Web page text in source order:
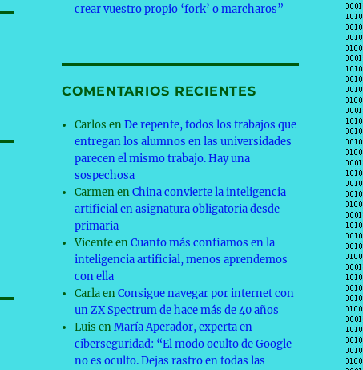
crear vuestro propio ‘fork’ o marcharos”
COMENTARIOS RECIENTES
Carlos enDe repente, todos los trabajos que
entregan los alumnos en las universidades
parecen el mismo trabajo. Hay una
sospechosa
CarmenenChina convierte la inteligencia
artificial en asignatura obligatoria desde
primaria
VicenteenCuanto más confiamos en la
inteligencia artificial, menos aprendemos
con ella
CarlaenConsigue navegar por internet con
un ZX Spectrum de hace más de 40 años
Luis enMaría Aperador, experta en
ciberseguridad: “El modo oculto de Google
no es oculto. Dejas rastro en todas las